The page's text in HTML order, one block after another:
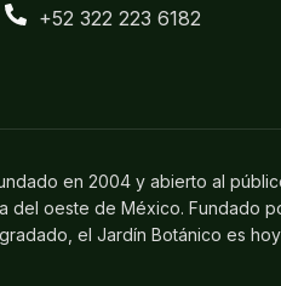
+52 322 223 6182
en 2004 y abierto al
oeste de México. Fundado
el Jardín Botánico es